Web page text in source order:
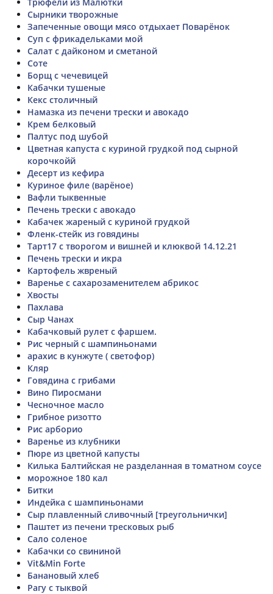
Сырники творожные
Запеченные овощи мясо отдыхает Поварёнок
Суп с фрикадельками мой
Салат с дайконом и сметаной
Соте
Борщ с чечевицей
Кабачки тушеные
Кекс столичный
Намазка из печени трески и авокадо
Крем белковый
Палтус под шубой
Цветная капуста с куриной грудкой под сырной
корочкойй
Десерт из кефира
Куриное филе (варёное)
Вафли тыквенные
Печень трески с авокадо
Кабачек жареный с куриной грудкой
Фленк-стейк из говядины
Тарт17 с творогом и вишней и клюквой 14.12.21
Печень трески и икра
Картофель жвреный
Варенье с сахарозаменителем абрикос
Хвосты
Пахлава
Сыр Чанах
Кабачковый рулет с фаршем.
Рис черный с шампиньонами
арахис в кунжуте ( светофор)
Кляр
Говядина с грибами
Вино Пиросмани
Чесночное масло
Грибное ризотто
Рис арборио
Варенье из клубники
Пюре из цветной капусты
Килька Балтийская не разделанная в томатном соусе
морожное 180 кал
Битки
Индейка с шампиньонами
Сыр плавленный сливочный [треугольнички]
Паштет из печени тресковых рыб
Сало соленое
Кабачки со свининой
Vit&Min Forte
Банановый хлеб
Рагу с тыквой